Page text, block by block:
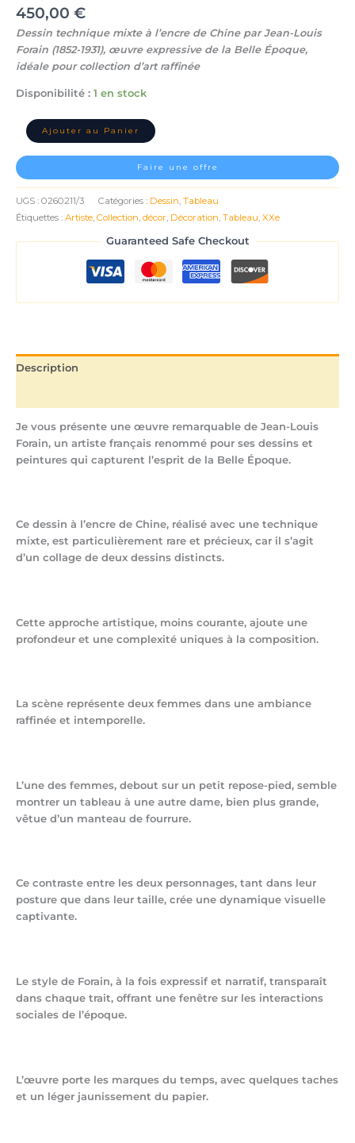
450,00 €
Dessin technique mixte à l’encre de Chine par Jean-Louis
Forain (1852-1931), œuvre expressive de la Belle Époque,
idéale pour collection d’art raffinée
Disponibilité : 1 en stock
Ajouter au Panier
Faire une offre
UGS : 0260211/3 Catégories : Dessin, Tableau
Étiquettes : Artiste, Collection, décor, Décoration, Tableau, XXe
Guaranteed Safe Checkout
Description
Je vous présente une œuvre remarquable de Jean-Louis
Forain, un artiste français renommé pour ses dessins et
peintures qui capturent l’esprit de la Belle Époque.
Ce dessin à l’encre de Chine, réalisé avec une technique
mixte, est particulièrement rare et précieux, car il s’agit
d’un collage de deux dessins distincts.
Cette approche artistique, moins courante, ajoute une
profondeur et une complexité uniques à la composition.
La scène représente deux femmes dans une ambiance
raffinée et intemporelle.
L’une des femmes, debout sur un petit repose-pied, semble
montrer un tableau à une autre dame, bien plus grande,
vêtue d’un manteau de fourrure.
Ce contraste entre les deux personnages, tant dans leur
posture que dans leur taille, crée une dynamique visuelle
captivante.
Le style de Forain, à la fois expressif et narratif, transparaît
dans chaque trait, offrant une fenêtre sur les interactions
sociales de l’époque.
L’œuvre porte les marques du temps, avec quelques taches
et un léger jaunissement du papier.